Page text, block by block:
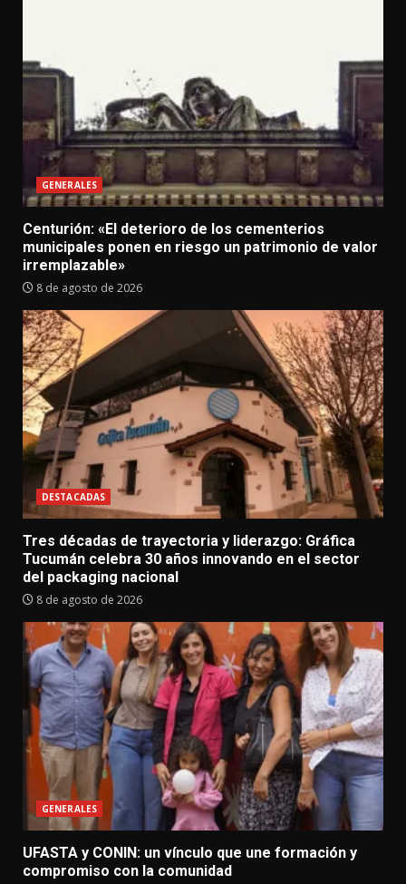
GENERALES
Centurión: «El deterioro de los cementerios
municipales ponen en riesgo un patrimonio de valor
irremplazable»
8 de agosto de 2026
DESTACADAS
Tres décadas de trayectoria y liderazgo: Gráfica
Tucumán celebra 30 años innovando en el sector
del packaging nacional
8 de agosto de 2026
GENERALES
UFASTA y CONIN: un vínculo que une formación y
compromiso con la comunidad